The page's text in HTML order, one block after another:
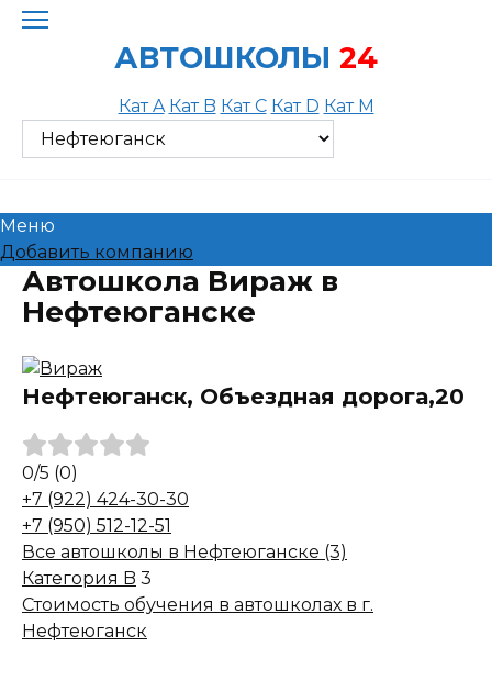
Skip
АВТОШКОЛЫ 24
Кат A Кат B Кат C Кат D Кат M
Меню
Добавить компанию
Автошкола Вираж в
Нефтеюганске
Нефтеюганск, Объездная дорога,20
0/5 (0)
+7 (922) 424-30-30
+7 (950) 512-12-51
Все автошколы в Нефтеюганске (3)
Категория B 3
Стоимость обучения в автошколах в г.
Нефтеюганск